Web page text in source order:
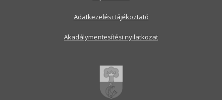
Adatkezelési tájékoztató
Akadálymentesítési nyilatkozat